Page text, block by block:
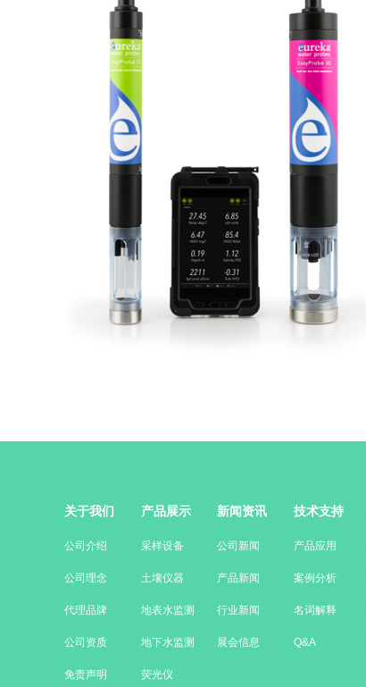
关于我们
公司介绍
公司理念
代理品牌
公司资质
免责声明
产品展示
采样设备
土壤仪器
地表水监测
地下水监测
荧光仪
新闻资讯
公司新闻
产品新闻
行业新闻
展会信息
技术支持
产品应用
案例分析
名词解释
Q&A